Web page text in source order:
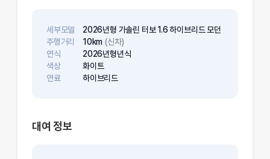
세부모델
2026년형 가솔린 터보 1.6 하이브리드 모던
주행거리
10km (신차)
연식
2026년형년식
색상
화이트
연료
하이브리드
대여 정보